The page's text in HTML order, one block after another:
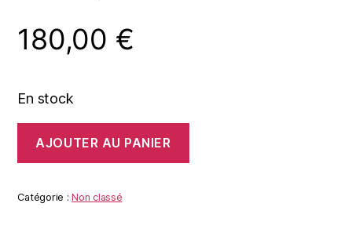
180,00 €
En stock
D'après
Dragon
Encounter
AJOUTER AU PANIER
Catégorie :Non classé